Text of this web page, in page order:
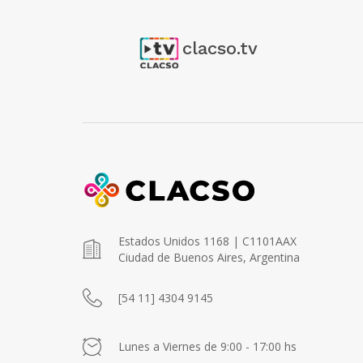
clacso.tv
Estados Unidos 1168 | C1101AAX
Ciudad de Buenos Aires, Argentina
[54 11] 4304 9145
Lunes a Viernes de 9:00 - 17:00 hs